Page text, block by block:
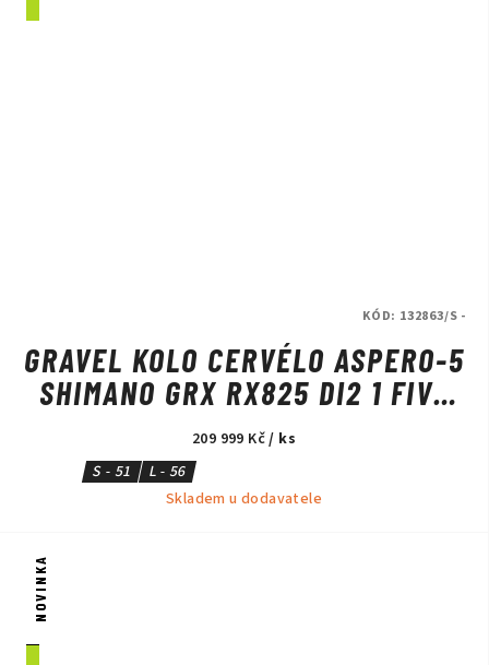
GRAVEL KOLO CERVÉLO ASPERO-5
SHIMANO GRX RX825 DI2 1 FIVE
BLACK
209 999 Kč/ ks
S - 51
L - 56
Skladem u dodavatele
KÓD: 132863/S -
NOVINKA